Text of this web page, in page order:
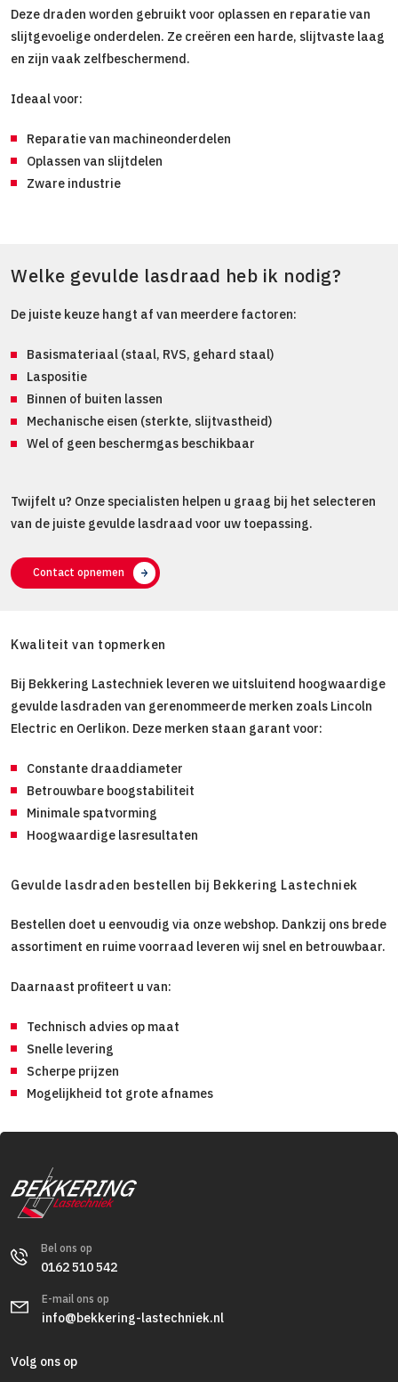
Deze draden worden gebruikt voor oplassen en reparatie van
slijtgevoelige onderdelen. Ze creëren een harde, slijtvaste laag
en zijn vaak zelfbeschermend.
Ideaal voor:
Reparatie van machineonderdelen
Oplassen van slijtdelen
Zware industrie
Welke gevulde lasdraad heb ik nodig?
De juiste keuze hangt af van meerdere factoren:
Basismateriaal (staal, RVS, gehard staal)
Laspositie
Binnen of buiten lassen
Mechanische eisen (sterkte, slijtvastheid)
Wel of geen beschermgas beschikbaar
Twijfelt u? Onze specialisten helpen u graag bij het selecteren
van de juiste gevulde lasdraad voor uw toepassing.
Contact opnemen
Kwaliteit van topmerken
Bij Bekkering Lastechniek leveren we uitsluitend hoogwaardige
gevulde lasdraden van gerenommeerde merken zoals Lincoln
Electric en Oerlikon. Deze merken staan garant voor:
Constante draaddiameter
Betrouwbare boogstabiliteit
Minimale spatvorming
Hoogwaardige lasresultaten
Gevulde lasdraden bestellen bij Bekkering Lastechniek
Bestellen doet u eenvoudig via onze webshop. Dankzij ons brede
assortiment en ruime voorraad leveren wij snel en betrouwbaar.
Daarnaast profiteert u van:
Technisch advies op maat
Snelle levering
Scherpe prijzen
Mogelijkheid tot grote afnames
Bel ons op
0162 510 542
E-mail ons op
info@bekkering-lastechniek.nl
Volg ons op